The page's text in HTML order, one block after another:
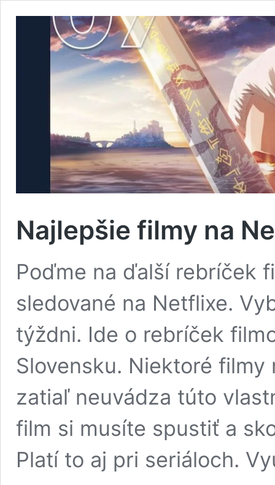
Najlepšie filmy na
Poďme na ďalší rebríček
sledované na Netflixe.
týždni. Ide o rebríček
Slovensku. Niektoré
zatiaľ neuvádza túto
film si musíte spustiť a
Platí to aj pri seriáloch.